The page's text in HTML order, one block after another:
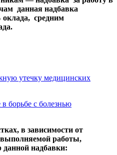
данная надбавка
оклада, средним
утечку медицинских
борьбе с болезнью
в зависимости от
выполняемой работы,
надбавки: